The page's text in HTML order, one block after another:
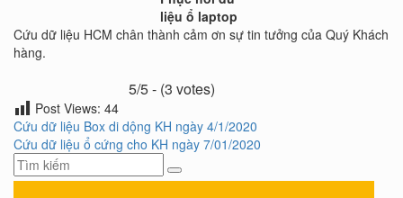
liệu ổ laptop
Cứu dữ liệu HCM chân thành cảm ơn sự tin tưởng của Quý Khách
hàng.
5/5 - (3 votes)
Post Views: 44
Post
navigation
Cứu dữ liệu Box di dộng KH ngày 4/1/2020
Cứu dữ liệu ổ cứng cho KH ngày 7/01/2020